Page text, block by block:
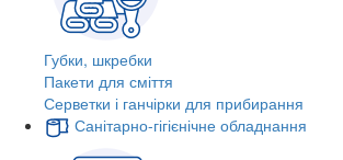
Губки, шкребки
Пакети для сміття
Серветки і ганчірки для прибирання
Санітарно-гігієнічне обладнання